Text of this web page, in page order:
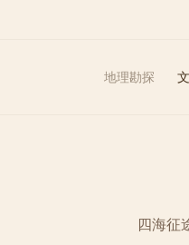
地理勘探
四海征